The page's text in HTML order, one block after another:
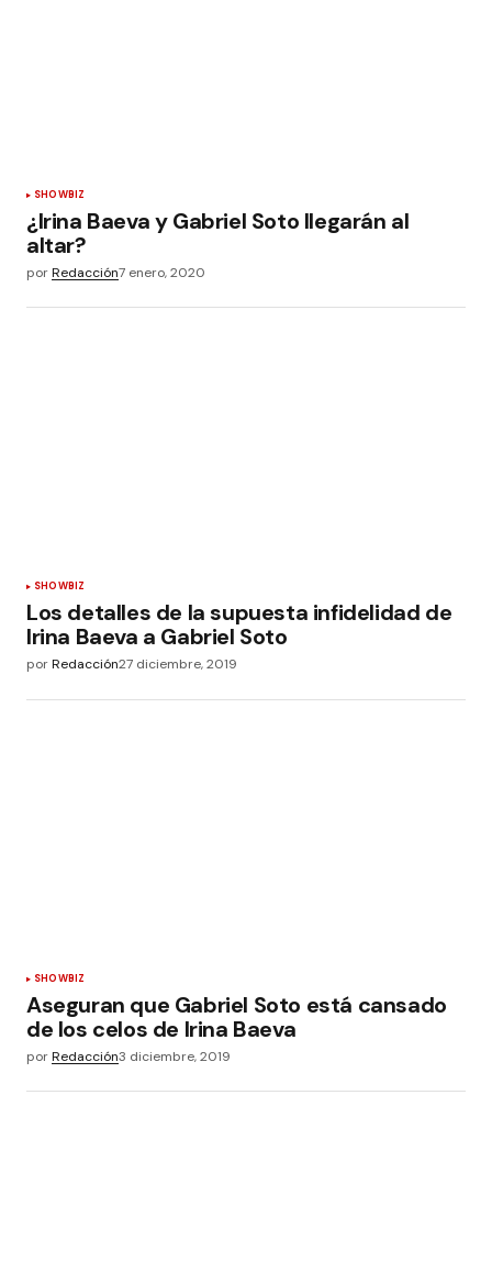
SHOWBIZ
¿Irina Baeva y Gabriel Soto llegarán al
altar?
porRedacción7 enero, 2020
SHOWBIZ
Los detalles de la supuesta infidelidad de
Irina Baeva a Gabriel Soto
porRedacción27 diciembre, 2019
SHOWBIZ
Aseguran que Gabriel Soto está cansado
de los celos de Irina Baeva
porRedacción3 diciembre, 2019